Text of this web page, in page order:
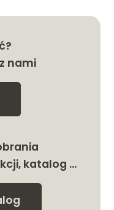
nami
katalog …